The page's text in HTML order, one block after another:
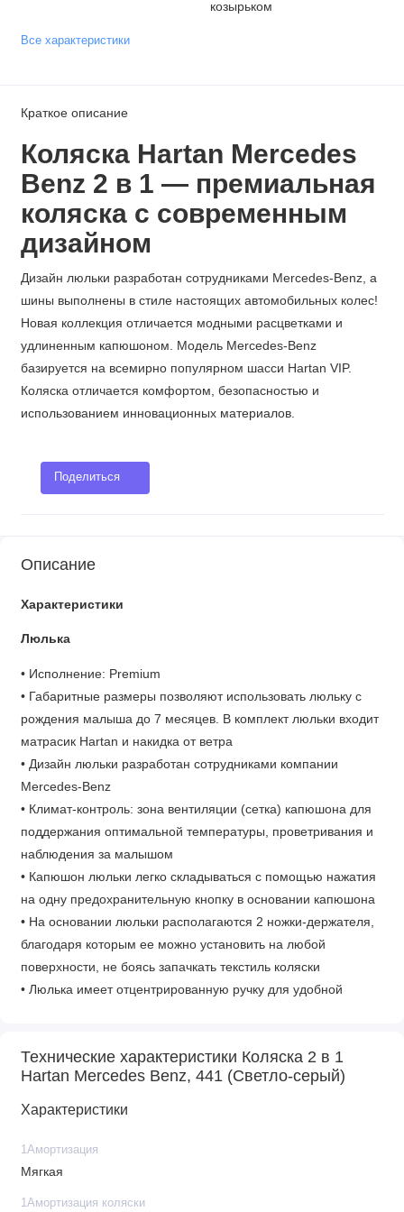
козырьком
Все характеристики
Краткое описание
Коляска Hartan Mercedes
Benz 2 в 1 — премиальная
коляска с современным
дизайном
Дизайн люльки разработан сотрудниками Mercedes-Benz, а
шины выполнены в стиле настоящих автомобильных колес!
Новая коллекция отличается модными расцветками и
удлиненным капюшоном. Модель Mercedes-Benz
базируется на всемирно популярном шасси Hartan VIP.
Коляска отличается комфортом, безопасностью и
использованием инновационных материалов.
Поделиться
Описание
Характеристики
Люлька
• Исполнение: Premium
• Габаритные размеры позволяют использовать люльку с
рождения малыша до 7 месяцев. В комплект люльки входит
матрасик Hartan и накидка от ветра
• Дизайн люльки разработан сотрудниками компании
Mercedes-Benz
• Климат-контроль: зона вентиляции (сетка) капюшона для
поддержания оптимальной температуры, проветривания и
наблюдения за малышом
• Капюшон люльки легко складываться с помощью нажатия
на одну предохранительную кнопку в основании капюшона
• На основании люльки располагаются 2 ножки-держателя,
благодаря которым ее можно установить на любой
поверхности, не боясь запачкать текстиль коляски
• Люлька имеет отцентрированную ручку для удобной
температуре 30 ̊С
• Надежное крепление к шасси обеспечивается за счет 8-
точечного крепления
днище
• На капюшоне люльки расположен защитный козырёк,
Технические характеристики Коляска 2 в 1
Hartan Mercedes Benz, 441 (Светло-серый)
Характеристики
1Амортизация
Мягкая
1Амортизация коляски